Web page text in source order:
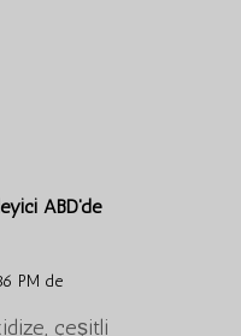
ABD'de
PM de
çeşitli